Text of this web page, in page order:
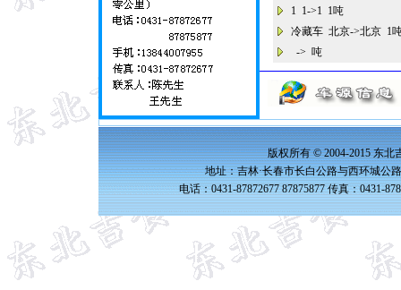
1 1->1 1吨
冷藏车 北京->北京 1
-> 吨
版权所有 © 2004-2015 东北
地址：吉林·长春市长白公路与西环城公
电话：0431-87872677 87875877 传真：0431-